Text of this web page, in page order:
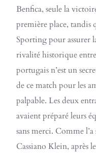
Benfica, seule la
première place, tandis
Sporting pour assurer
rivalité historique
portugais n’est un
de ce match pour les
palpable. Les deux
avaient préparé leurs
sans merci. Comme
Cassiano Klein, après